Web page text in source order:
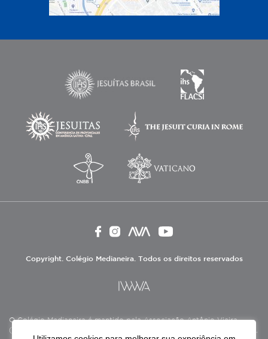
Copyright. Colégio Medianeira. Todos os direitos reservados
O Colégio Medianeira é mantido pela Associação Antônio Vieira
(ASAV), instituição de direito privado sem fins lucrativos, filantrópica,